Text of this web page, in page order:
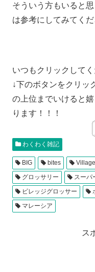
そういう方もいると
は参考にしてみてくだ
いつもクリックして
↓下のボタンをクリッ
の上位までいけると
ります！！！
わくわく雑記
BIG bites
グロッサリー
スーパ
ビレッジグロッサー
マレーシア
ス